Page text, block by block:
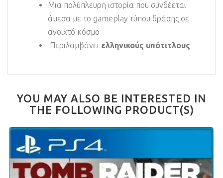
Μια πολύπλευρη ιστορία που συνδέεται
άμεσα με το gameplay τύπου δράσης σε
ανοιχτό κόσμο
Περιλαμβάνει ελληνικούς υπότιτλους
YOU MAY ALSO BE INTERESTED IN
THE FOLLOWING PRODUCT(S)